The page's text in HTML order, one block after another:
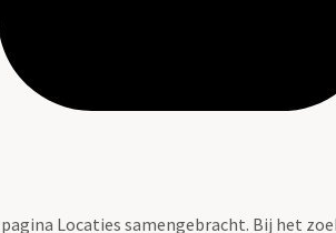
Locaties samengebracht. Bij het